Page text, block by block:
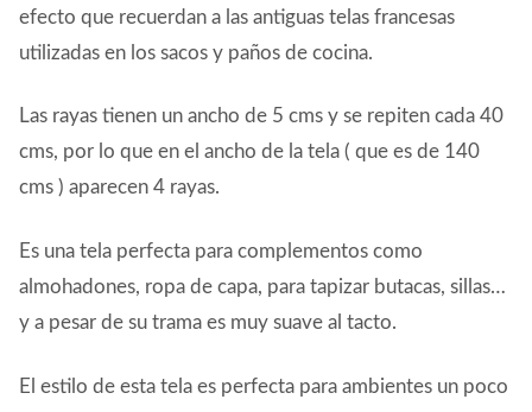
efecto que recuerdan a las antiguas telas francesas
utilizadas en los sacos y paños de cocina.
Las rayas tienen un ancho de 5 cms y se repiten cada 40
cms, por lo que en el ancho de la tela ( que es de 140
cms ) aparecen 4 rayas.
Es una tela perfecta para complementos como
almohadones, ropa de capa, para tapizar butacas, sillas…
y a pesar de su trama es muy suave al tacto.
El estilo de esta tela es perfecta para ambientes un poco